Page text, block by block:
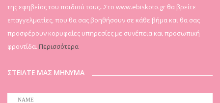
της εφηβείας του παιδιού τους...Στο www.ebiskoto.gr θα βρείτε
επαγγελματίες, που θα σας βοηθήσουν σε κάθε βήμα και θα σας
προσφέρουν κορυφαίες υπηρεσίες με συνέπεια και προσωπική
φροντίδα. Περισσότερα
ΣΤΕΙΛΤΕ ΜΑΣ ΜΗΝΥΜΑ